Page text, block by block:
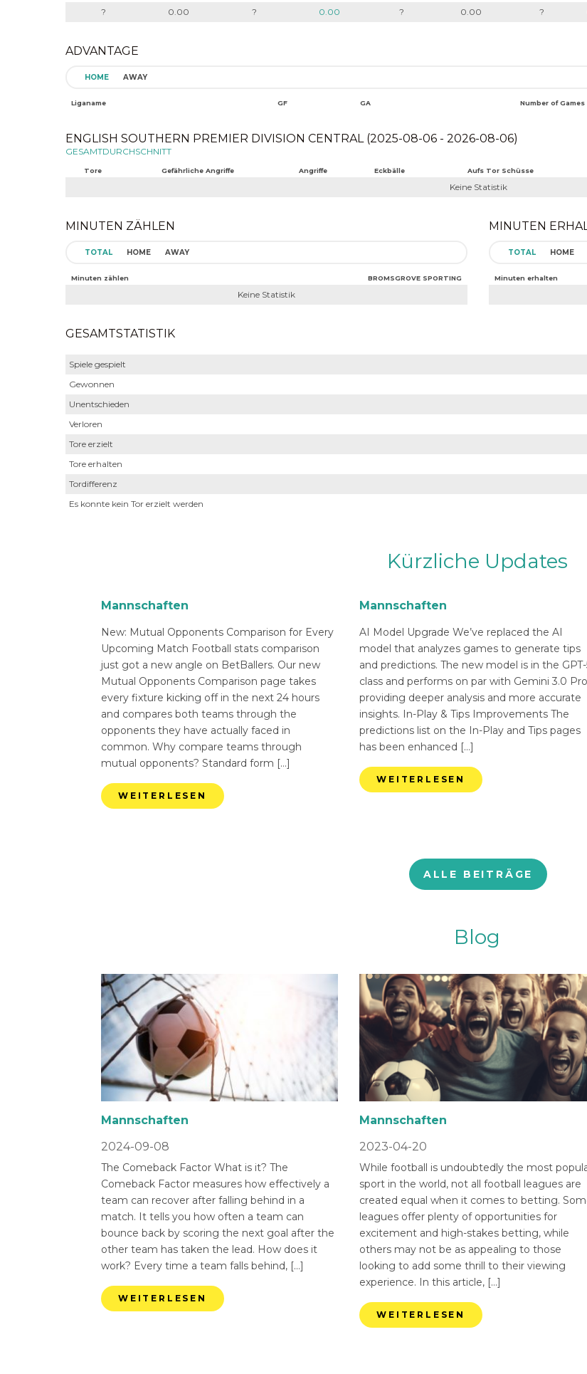
? 0.00 ? 0.00 ? 0.00 ?
ADVANTAGE
HOME AWAY
Liganame GF GA Number of Games
ENGLISH SOUTHERN PREMIER DIVISION CENTRAL (2025-08-06 - 2026-08-06)
GESAMTDURCHSCHNITT
Tore Gefährliche Angriffe Angriffe Eckbälle Aufs Tor Schüsse
Keine Statistik
MINUTEN ZÄHLEN
TOTAL HOME AWAY
Minuten zählen BROMSGROVE SPORTING
Keine Statistik
MINUTEN
TOTAL HOME
Minuten erhalten
GESAMTSTATISTIK
Spiele gespielt
Gewonnen
Unentschieden
Verloren
Tore erzielt
Tore erhalten
Tordifferenz
Es konnte kein Tor erzielt werden
Kürzliche Updates
Mannschaften
New: Mutual Opponents Comparison for Every
Upcoming Match Football stats comparison
just got a new angle on BetBallers. Our new
Mutual Opponents Comparison page takes
every fixture kicking off in the next 24 hours
and compares both teams through the
opponents they have actually faced in
common. Why compare teams through
mutual opponents? Standard form […]
WEITERLESEN
Mannschaften
AI Model Upgrade We’ve replaced the AI
model that analyzes games to generate tips
and predictions. The new model is in the
class and performs on par with Gemini 3.0
providing deeper analysis and more accurate
insights. In-Play & Tips Improvements The
predictions list on the In-Play and Tips pages
has been enhanced […]
WEITERLESEN
ALLE BEITRÄGE
Blog
Mannschaften
2024-09-08
The Comeback Factor What is it? The
Comeback Factor measures how effectively a
team can recover after falling behind in a
match. It tells you how often a team can
bounce back by scoring the next goal after the
other team has taken the lead. How does it
work? Every time a team falls behind, […]
WEITERLESEN
Mannschaften
2023-04-20
While football is undoubtedly the most
sport in the world, not all football leagues are
created equal when it comes to betting.
leagues offer plenty of opportunities for
excitement and high-stakes betting, while
others may not be as appealing to those
looking to add some thrill to their viewing
experience. In this article, […]
WEITERLESEN